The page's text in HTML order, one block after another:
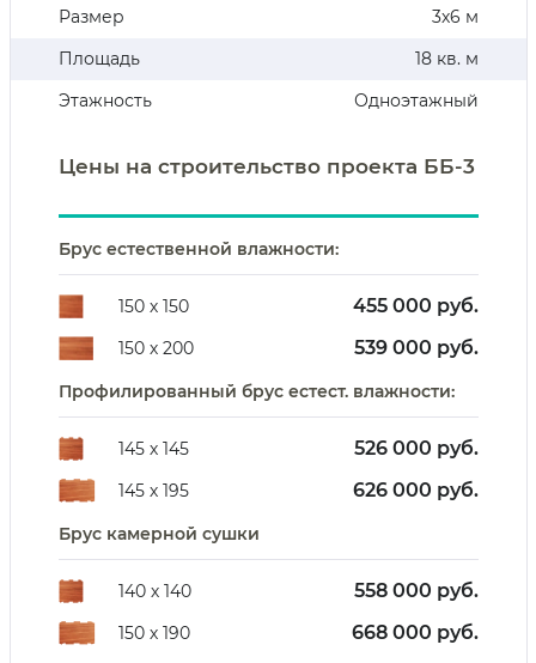
Размер
3х6 м
Площадь
18 кв. м
Этажность
Одноэтажный
Цены на строительство проекта ББ-3
Брус естественной влажности:
150 х 150 455 000 руб.
150 х 200 539 000 руб.
Профилированный брус естест. влажности:
145 х 145 526 000 руб.
145 х 195 626 000 руб.
Брус камерной сушки
140 х 140 558 000 руб.
150 х 190 668 000 руб.